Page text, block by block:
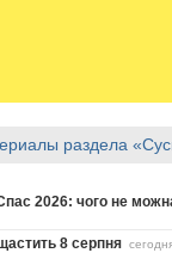
раздела
2026: чого не
8 серпня